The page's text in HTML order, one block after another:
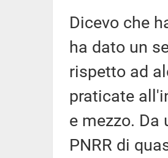
Dicevo che
ha dato un
rispetto ad
praticate
e mezzo. Da
PNRR di